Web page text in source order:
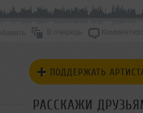
В очередь
ПОДДЕРЖАТЬ
РАССКАЖИ